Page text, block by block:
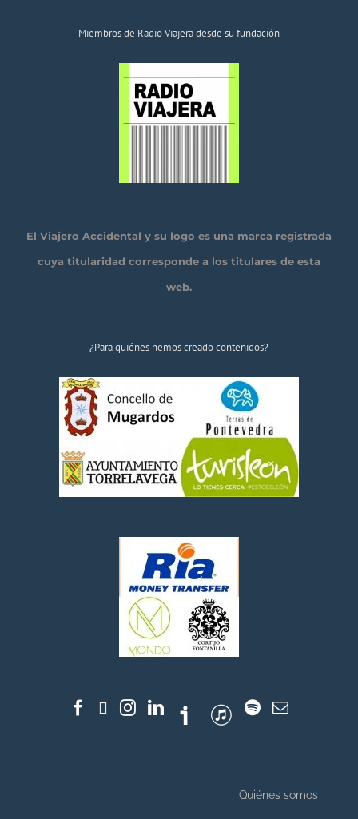
Miembros de Radio Viajera desde su fundación
El Viajero Accidental y su logo es una marca registrada
cuya titularidad corresponde a los titulares de esta
web.
¿Para quiénes hemos creado contenidos?
Quiénes somos